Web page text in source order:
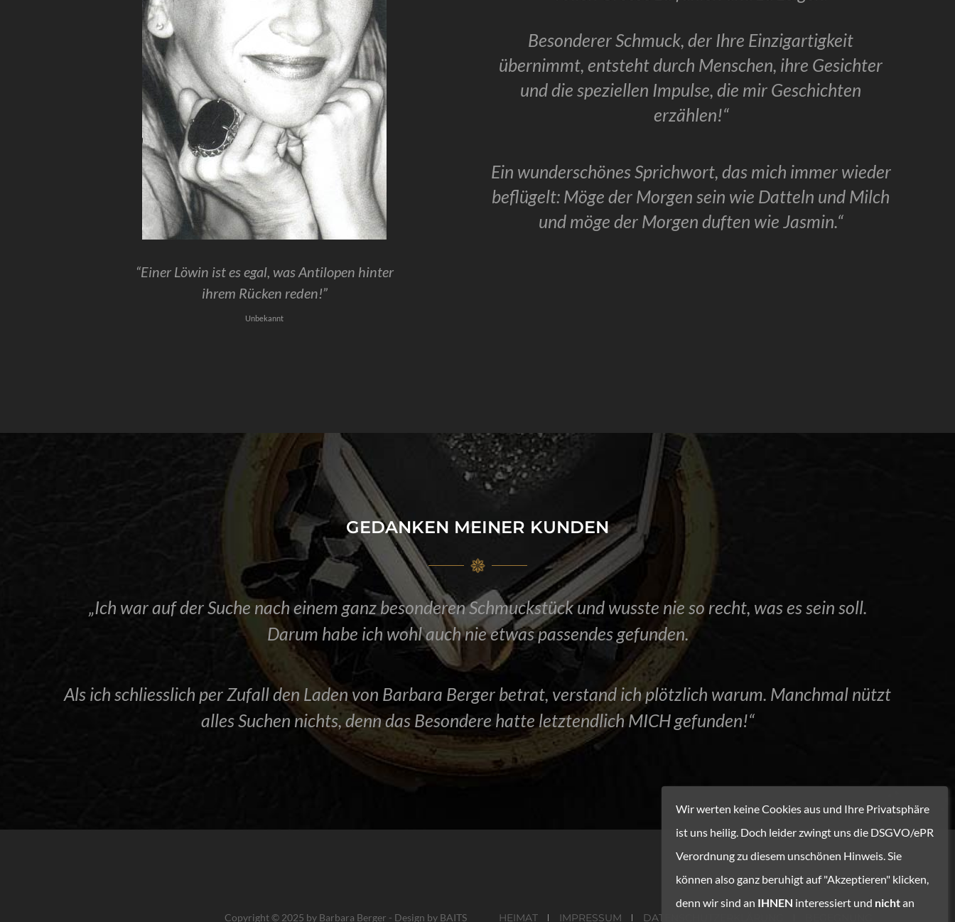
“Einer Löwin ist es egal, was Antilopen hinter
ihrem Rücken reden!”
Unbekannt
Besonderer Schmuck, der Ihre Einzigartigkeit
übernimmt, entsteht durch Menschen, ihre Gesichter
und die speziellen Impulse, die mir Geschichten
erzählen!“
Ein wunderschönes Sprichwort, das mich immer wieder
beflügelt: Möge der Morgen sein wie Datteln und Milch
und möge der Morgen duften wie Jasmin.“
GEDANKEN MEINER KUNDEN
„Ich war auf der Suche nach einem ganz besonderen Schmuckstück und wusste nie so recht, was es sein soll.
Darum habe ich wohl auch nie etwas passendes gefunden.
Als ich schliesslich per Zufall den Laden von Barbara Berger betrat, verstand ich plötzlich warum. Manchmal nützt
alles Suchen nichts, denn das Besondere hatte letztendlich MICH gefunden!“
Copyright © 2025 by Barbara Berger - Design by BAITS HEIMAT IMPRESSUM DATENSCHUTZERKLÄRUNG
Wir werten keine Cookies aus und Ihre Privatsphäre
ist uns heilig. Doch leider zwingt uns die DSGVO/ePR
Verordnung zu diesem unschönen Hinweis. Sie
können also ganz beruhigt auf "Akzeptieren" klicken,
denn wir sind an IHNEN interessiert und nichtan